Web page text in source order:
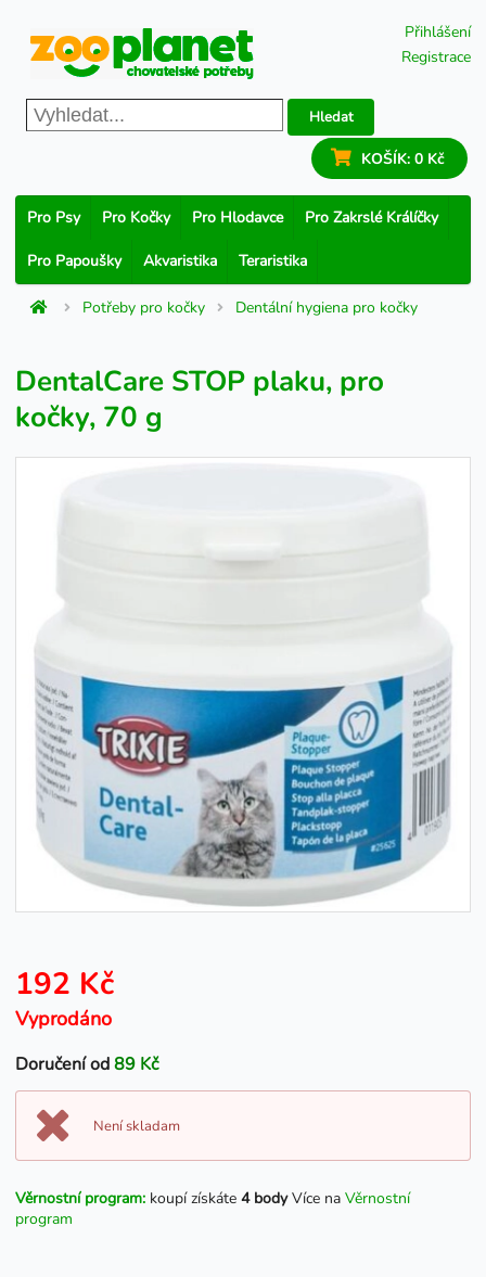
Přihlášení
Registrace
Hledat
KOŠÍK: 0 Kč
Pro Psy Pro Kočky Pro Hlodavce Pro Zakrslé Králíčky
Pro Papoušky Akvaristika Teraristika
Potřeby pro kočky Dentální hygiena pro kočky
DentalCare STOP plaku, pro
kočky, 70 g
192 Kč
Vyprodáno
Doručení od89 Kč
Není skladam
Věrnostní program: koupí získáte 4 bodyVíce na Věrnostní
program